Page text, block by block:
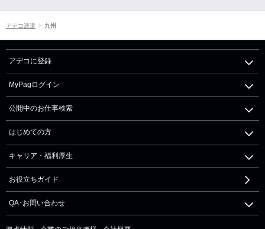
アデコ派遣 九州
アデコに登録
MyPagログイン
公開中のお仕事検索
はじめての方
キャリア・福利厚生
お役立ちガイド
QA･お問い合わせ